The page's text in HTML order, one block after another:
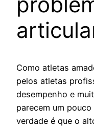
Como atletas
pelos atletas
desempenho e
parecem um
verdade é que o